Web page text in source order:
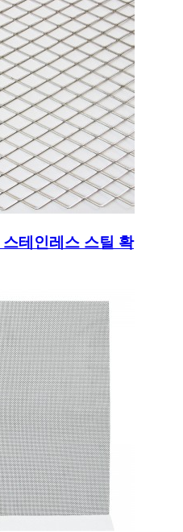
테인레스 스틸 확